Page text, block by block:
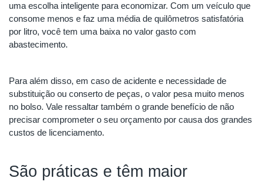
uma escolha inteligente para economizar. Com um veículo que
consome menos e faz uma média de quilômetros satisfatória
por litro, você tem uma baixa no valor gasto com
abastecimento.
Para além disso, em caso de acidente e necessidade de
substituição ou conserto de peças, o valor pesa muito menos
no bolso. Vale ressaltar também o grande benefício de não
precisar comprometer o seu orçamento por causa dos grandes
custos de licenciamento.
São práticas e têm maior